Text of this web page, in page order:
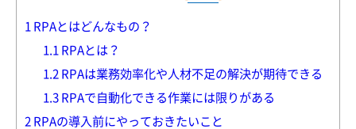
1
RPAとはどんなもの？
1.1
RPAとは？
1.2 RPAは業務効率化や人材不足の解決が期待できる
1.3RPAで自動化できる作業には限りがある
2 RPAの導入前にやっておきたいこと